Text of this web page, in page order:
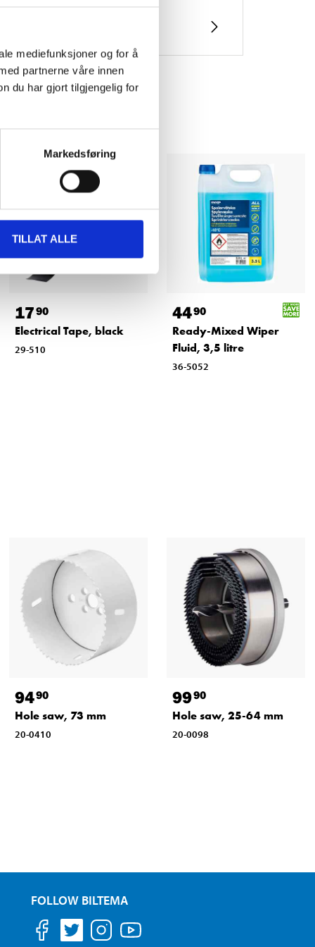
mediefunksjoner og for å
partnerne våre innen
du har gjort tilgjengelig for
Markedsføring
TILLAT ALLE
1790
Electrical Tape, black
29-510
4490
Ready-Mixed Wiper
Fluid, 3,5 litre
36-5052
9490
Hole saw, 73 mm
20-0410
9990
Hole saw, 25-64 mm
20-0098
FOLLOW BILTEMA